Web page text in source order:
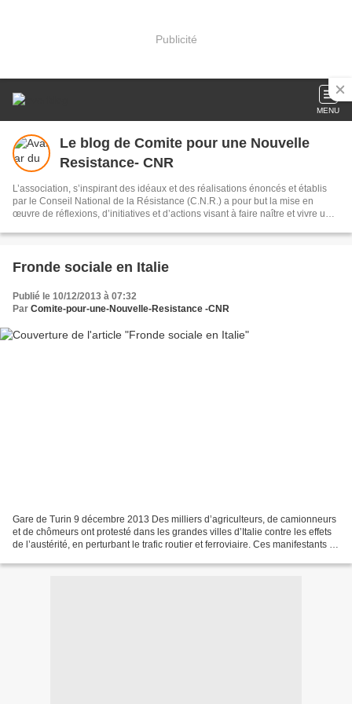
Publicité
MENU
Le blog de Comite pour une Nouvelle
Resistance- CNR
L’association, s’inspirant des idéaux et des réalisations énoncés et établis
par le Conseil National de la Résistance (C.N.R.) a pour but la mise en
œuvre de réflexions, d’initiatives et d’actions visant à faire naître et vivre une
mouvements sociaux de notre République.
Fronde sociale en Italie
Publié le 10/12/2013 à 07:32
Par Comite-pour-une-Nouvelle-Resistance -CNR
Gare de Turin 9 décembre 2013 Des milliers d’agriculteurs, de camionneurs
et de chômeurs ont protesté dans les grandes villes d’Italie contre les effets
de l’austérité, en perturbant le trafic routier et ferroviaire. Ces manifestants se